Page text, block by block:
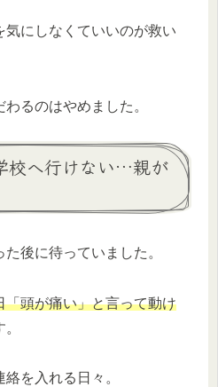
気にしなくていいのが救い
るのはやめました。
校へ行けない…親が
後に待っていました。
「頭が痛い」と言って動け
を入れる日々。